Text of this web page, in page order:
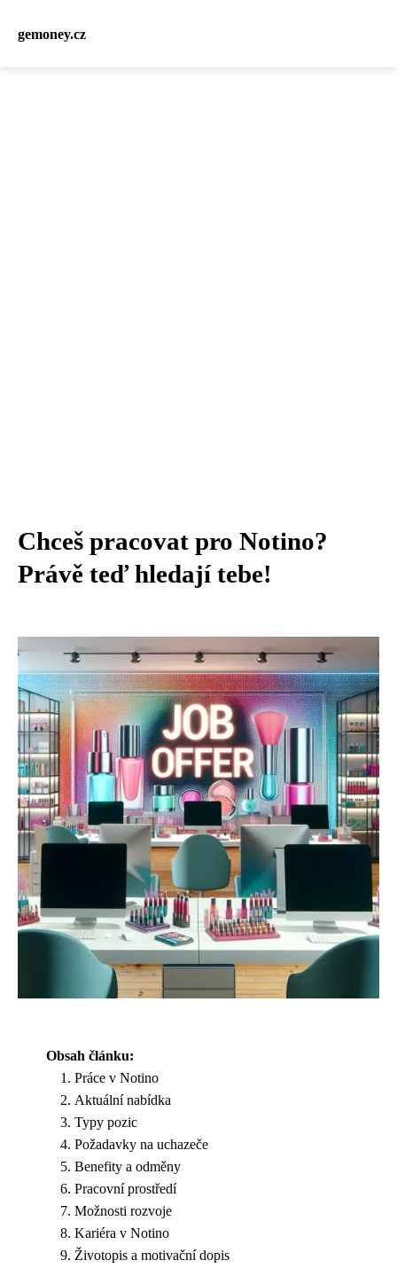
gemoney.cz
Chceš pracovat pro Notino?
Právě teď hledají tebe!
Obsah článku:
Práce v Notino
Aktuální nabídka
Typy pozic
Požadavky na uchazeče
Benefity a odměny
Pracovní prostředí
Možnosti rozvoje
Kariéra v Notino
Životopis a motivační dopis